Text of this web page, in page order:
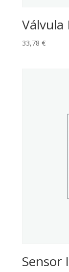
Válvula
33,78 €
Sensor